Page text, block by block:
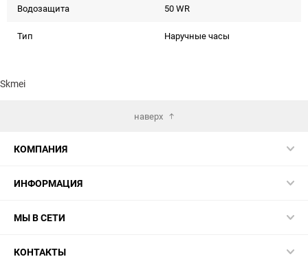
Водозащита 50 WR
Тип Наручные часы
Skmei
наверх
КОМПАНИЯ
ИНФОРМАЦИЯ
МЫ В СЕТИ
КОНТАКТЫ